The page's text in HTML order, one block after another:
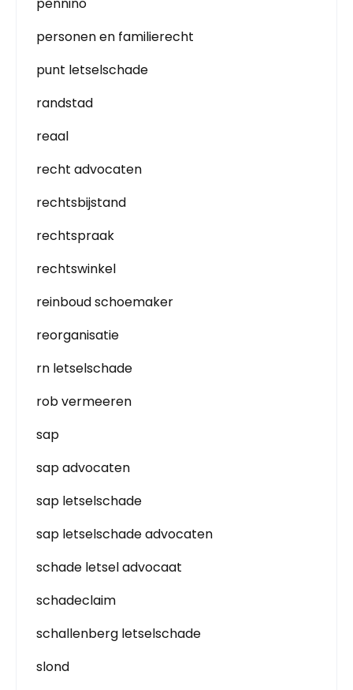
personen en familierecht
punt letselschade
randstad
reaal
recht advocaten
rechtsbijstand
rechtspraak
rechtswinkel
reinboud schoemaker
reorganisatie
rn letselschade
rob vermeeren
sap
sap advocaten
sap letselschade
sap letselschade advocaten
schade letsel advocaat
schadeclaim
schallenberg letselschade
slond